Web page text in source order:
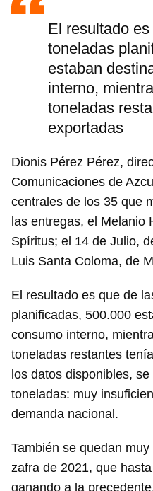
El resultado
toneladas
estaban
interno,
toneladas
exportadas
Dionis Pérez Pérez,
Comunicaciones de
centrales de los 35 que
las entregas, el Melanio
Spíritus; el 14 de Julio,
Luis Santa Coloma, de
El resultado es que de
planificadas, 500.000
consumo interno,
toneladas restantes
los datos disponibles,
toneladas: muy
demanda nacional.
También se quedan
zafra de 2021, que
ganando a la